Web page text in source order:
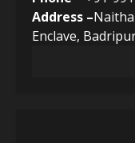
Address –
Enclave,